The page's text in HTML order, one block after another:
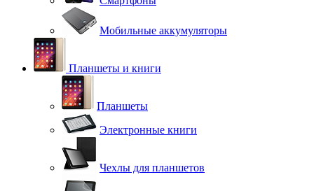
Мобильные аккумуляторы
Планшеты и книги
Планшеты
Электронные книги
Чехлы для планшетов